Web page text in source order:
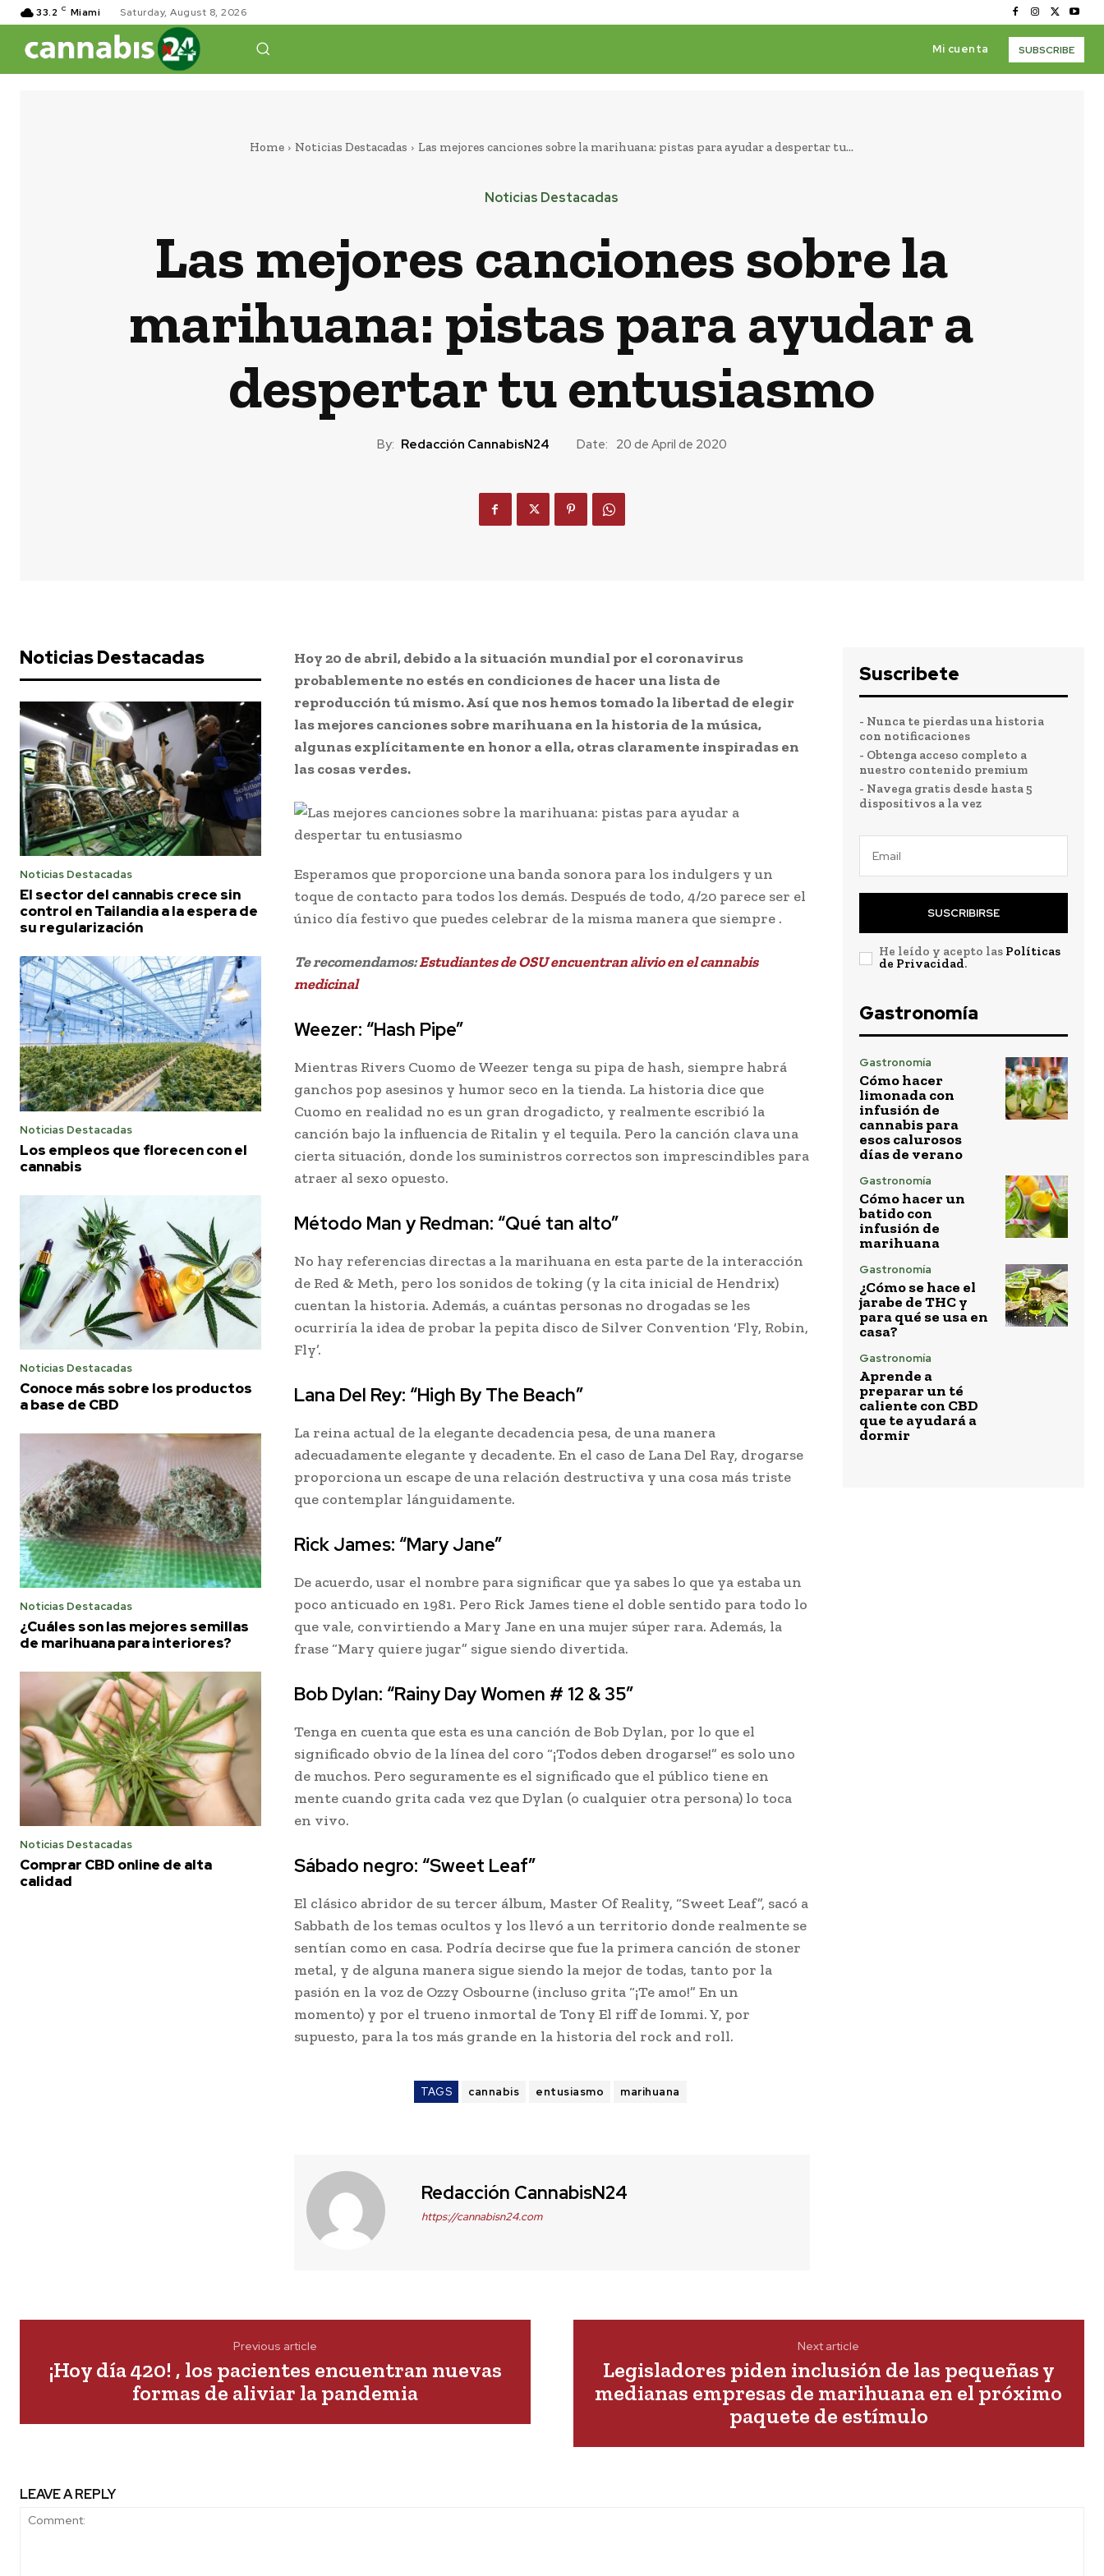
33.2 C Miami Saturday, August 8, 2026
Mi cuenta SUBSCRIBE
Home Noticias Destacadas Las mejores canciones sobre la marihuana: pistas para ayudar a despertar tu...
Noticias Destacadas
Las mejores canciones sobre la
marihuana: pistas para ayudar a
despertar tu entusiasmo
By: Redacción CannabisN24 Date: 20 de April de 2020
Noticias Destacadas
Noticias Destacadas
El sector del cannabis crece sin
control en Tailandia a la espera de
su regularización
Noticias Destacadas
Los empleos que florecen con el
cannabis
Noticias Destacadas
Conoce más sobre los productos
a base de CBD
Noticias Destacadas
¿Cuáles son las mejores semillas
de marihuana para interiores?
Noticias Destacadas
Comprar CBD online de alta
calidad
Hoy 20 de abril, debido a la situación mundial por el coronavirus
probablemente no estés en condiciones de hacer una lista de
reproducción tú mismo. Así que nos hemos tomado la libertad de elegir
las mejores canciones sobre marihuana en la historia de la música,
algunas explícitamente en honor a ella, otras claramente inspiradas en
las cosas verdes.
Esperamos que proporcione una banda sonora para los indulgers y un
toque de contacto para todos los demás. Después de todo, 4/20 parece ser el
único día festivo que puedes celebrar de la misma manera que siempre .
Te recomendamos:Estudiantes de OSU encuentran alivio en el cannabis
medicinal
Weezer: “Hash Pipe”
Mientras Rivers Cuomo de Weezer tenga su pipa de hash, siempre habrá
ganchos pop asesinos y humor seco en la tienda. La historia dice que
Cuomo en realidad no es un gran drogadicto, y realmente escribió la
canción bajo la influencia de Ritalin y el tequila. Pero la canción clava una
cierta situación, donde los suministros correctos son imprescindibles para
atraer al sexo opuesto.
Método Man y Redman: “Qué tan alto”
No hay referencias directas a la marihuana en esta parte de la interacción
de Red & Meth, pero los sonidos de toking (y la cita inicial de Hendrix)
cuentan la historia. Además, a cuántas personas no drogadas se les
ocurriría la idea de probar la pepita disco de Silver Convention ‘Fly, Robin,
Fly’.
Lana Del Rey: “High By The Beach”
La reina actual de la elegante decadencia pesa, de una manera
adecuadamente elegante y decadente. En el caso de Lana Del Ray, drogarse
proporciona un escape de una relación destructiva y una cosa más triste
que contemplar lánguidamente.
Rick James: “Mary Jane”
De acuerdo, usar el nombre para significar que ya sabes lo que ya estaba un
poco anticuado en 1981. Pero Rick James tiene el doble sentido para todo lo
que vale, convirtiendo a Mary Jane en una mujer súper rara. Además, la
frase “Mary quiere jugar” sigue siendo divertida.
Bob Dylan: “Rainy Day Women # 12 & 35”
Tenga en cuenta que esta es una canción de Bob Dylan, por lo que el
significado obvio de la línea del coro “¡Todos deben drogarse!” es solo uno
de muchos. Pero seguramente es el significado que el público tiene en
mente cuando grita cada vez que Dylan (o cualquier otra persona) lo toca
en vivo.
Sábado negro: “Sweet Leaf”
El clásico abridor de su tercer álbum, Master Of Reality, “Sweet Leaf”, sacó a
Sabbath de los temas ocultos y los llevó a un territorio donde realmente se
sentían como en casa. Podría decirse que fue la primera canción de stoner
metal, y de alguna manera sigue siendo la mejor de todas, tanto por la
pasión en la voz de Ozzy Osbourne (incluso grita “¡Te amo!” En un
momento) y por el trueno inmortal de Tony El riff de Iommi. Y, por
supuesto, para la tos más grande en la historia del rock and roll.
TAGS cannabis entusiasmo marihuana
Redacción CannabisN24
https://cannabisn24.com
Suscribete
- Nunca te pierdas una historia
con notificaciones
- Obtenga acceso completo a
nuestro contenido premium
- Navega gratis desde hasta 5
dispositivos a la vez
SUSCRIBIRSE
He leído y acepto las Políticas
de Privacidad.
Gastronomía
Gastronomía
Cómo hacer
limonada con
infusión de
cannabis para
esos calurosos
días de verano
Gastronomía
Cómo hacer un
batido con
infusión de
marihuana
Gastronomía
¿Cómo se hace el
jarabe de THC y
para qué se usa en
casa?
Gastronomía
Aprende a
preparar un té
caliente con CBD
que te ayudará a
dormir
Previous article
¡Hoy día 420! , los pacientes encuentran nuevas
formas de aliviar la pandemia
Next article
Legisladores piden inclusión de las pequeñas y
medianas empresas de marihuana en el próximo
paquete de estímulo
LEAVE A REPLY